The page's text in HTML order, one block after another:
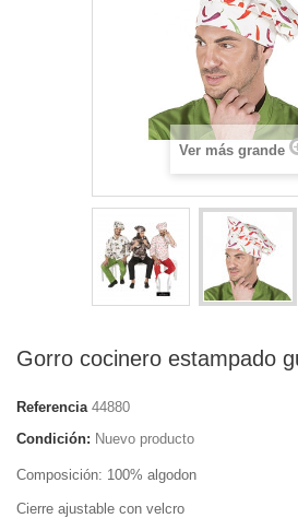
Ver más grande
Gorro cocinero estampado
Referencia 44880
Condición: Nuevo producto
Composición: 100% algodon
Cierre ajustable con velcro